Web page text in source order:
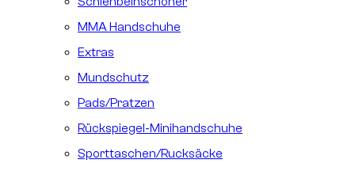
MMA Handschuhe
Extras
Mundschutz
Pads/Pratzen
Rückspiegel-Minihandschuhe
Sporttaschen/Rucksäcke